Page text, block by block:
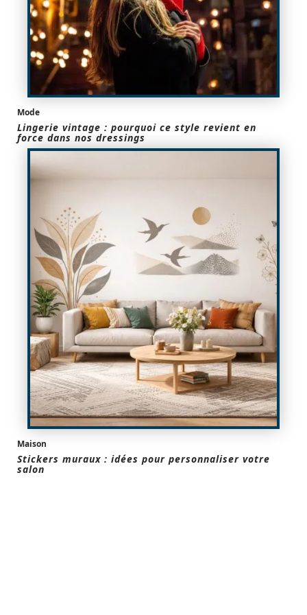
Mode
Lingerie vintage : pourquoi ce style revient en
force dans nos dressings
Maison
Stickers muraux : idées pour personnaliser votre
salon